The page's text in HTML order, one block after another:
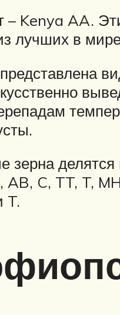
Kenya AA.
лучших в
зерна
AB, C, TT, T,
T.